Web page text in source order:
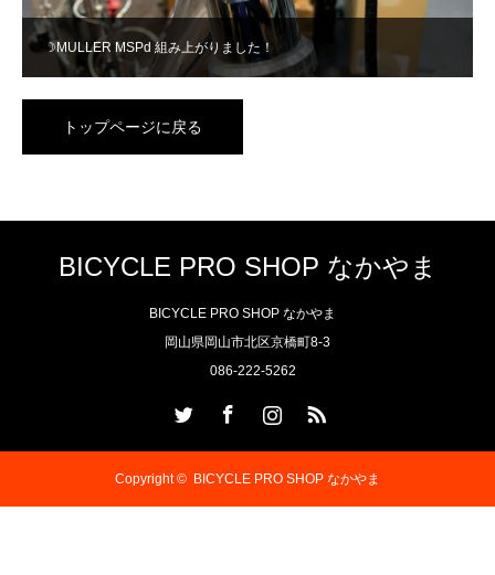
☽MULLER MSPd 組み上がりました！
トップページに戻る
BICYCLE PRO SHOP なかやま
BICYCLE PRO SHOP なかやま
岡山県岡山市北区京橋町8-3
086-222-5262
Copyright © BICYCLE PRO SHOP なかやま